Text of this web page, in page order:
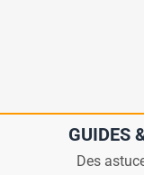
GUIDES
Des